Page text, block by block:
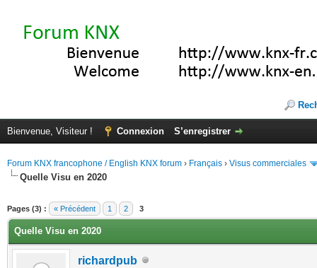
Bienvenue, Visiteur ! Connexion S’enregistrer
Forum KNX francophone / English KNX forum › Français › Visus commerciales
Quelle Visu en 2020
Pages (3) : « Précédent 1 2 3
Quelle Visu en 2020
richardpub